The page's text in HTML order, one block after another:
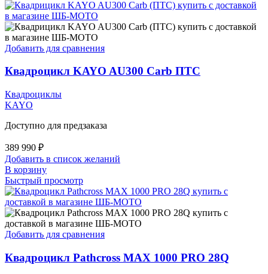
Добавить для сравнения
Квадроцикл KAYO AU300 Carb ПТС
Квадроциклы
KAYO
Доступно для предзаказа
389 990 ₽
Добавить в список желаний
В корзину
Быстрый просмотр
Добавить для сравнения
Квадроцикл Pathcross MAX 1000 PRO 28Q